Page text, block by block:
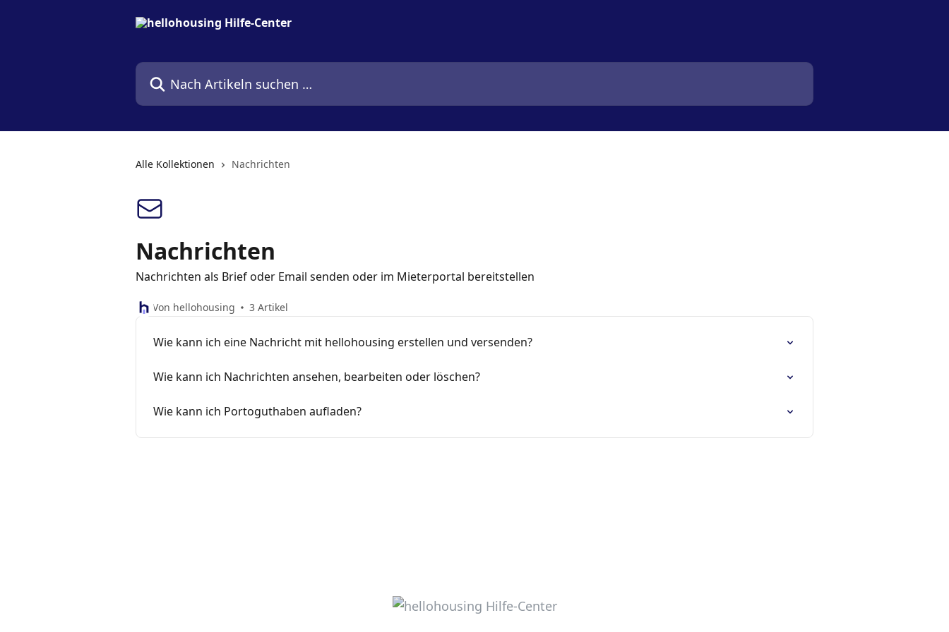
Nach Artikeln suchen …
Alle Kollektionen Nachrichten
Nachrichten
Nachrichten als Brief oder Email senden oder im Mieterportal bereitstellen
Von hellohousing 3 Artikel
Wie kann ich eine Nachricht mit hellohousing erstellen und versenden?
Wie kann ich Nachrichten ansehen, bearbeiten oder löschen?
Wie kann ich Portoguthaben aufladen?